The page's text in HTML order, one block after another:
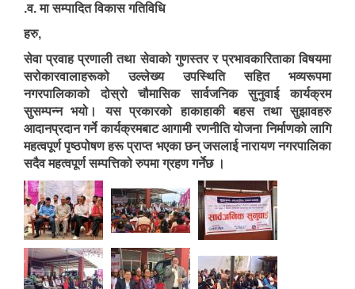
.व. मा सम्पादित विकास गतिविधि
हरु‚
सेवा प्रवाह प्रणाली तथा सेवाको गुणस्तर र प्रभावकारिताका विषयमा
सरोकारवालाहरूको उल्लेख्य उपस्थिति सहित भव्यरूपमा
नगरपालिकाको दोस्रो चौमासिक सार्वजनिक सुनुवाई कार्यक्रम
सुसम्पन्न भयो। यस प्रकारको हाकाहाकी बहस तथा सुझावहरु
आदानप्रदान गर्ने कार्यक्रमबाट आगामी रणनीति योजना निर्माणको लागि
महत्वपूर्ण पृष्ठपोषण हरू प्राप्त भएका छन् जसलाई नारायण नगरपालिका
सदैव महत्वपूर्ण सम्पत्तिको रुपमा ग्रहण गर्नेछ ।